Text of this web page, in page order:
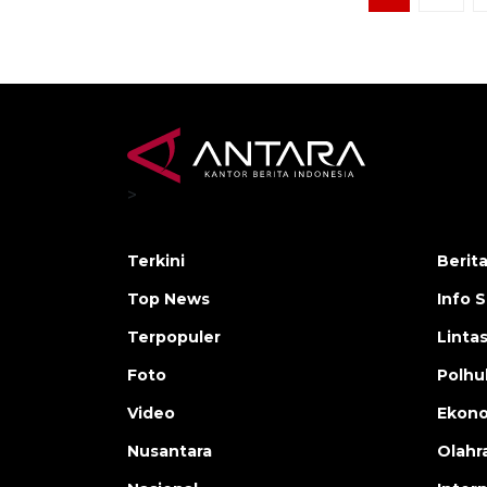
>
Terkini
Top News
Terpopuler
Foto
Video
Nusantara
Info